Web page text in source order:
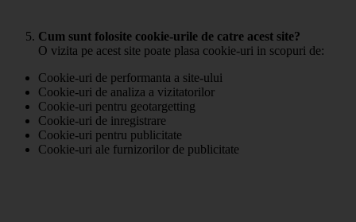
Cum sunt folosite cookie-urile de catre acest site?
O vizita pe acest site poate plasa cookie-uri in scopuri de:
Cookie-uri de performanta a site-ului
Cookie-uri de analiza a vizitatorilor
Cookie-uri pentru geotargetting
Cookie-uri de inregistrare
Cookie-uri pentru publicitate
Cookie-uri ale furnizorilor de publicitate